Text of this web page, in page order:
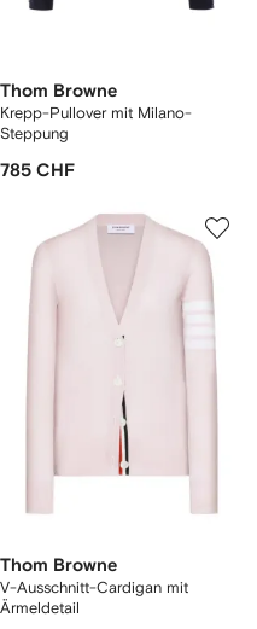
Thom Browne
Krepp-Pullover mit Milano-
Steppung
785 CHF
Thom Browne
V-Ausschnitt-Cardigan mit
Ärmeldetail